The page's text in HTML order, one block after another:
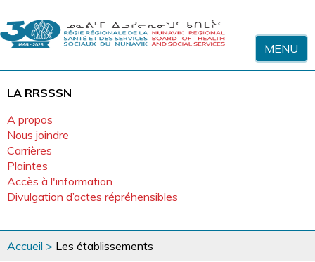
MENU
LA RRSSSN
A propos
Nous joindre
Carrières
Plaintes
Accès à l'information
Divulgation d’actes répréhensibles
Vous
êtes
Accueil > Les établissements